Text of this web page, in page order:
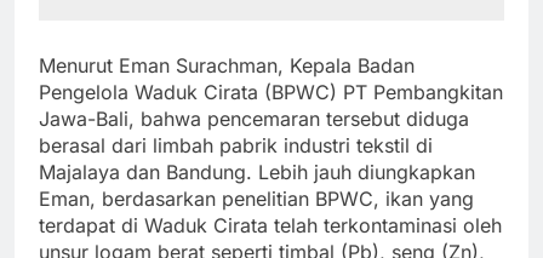
Menurut Eman Surachman, Kepala Badan
Pengelola Waduk Cirata (BPWC) PT Pembangkitan
Jawa-Bali, bahwa pencemaran tersebut diduga
berasal dari limbah pabrik industri tekstil di
Majalaya dan Bandung. Lebih jauh diungkapkan
Eman, berdasarkan penelitian BPWC, ikan yang
terdapat di Waduk Cirata telah terkontaminasi oleh
unsur logam berat seperti timbal (Pb), seng (Zn),